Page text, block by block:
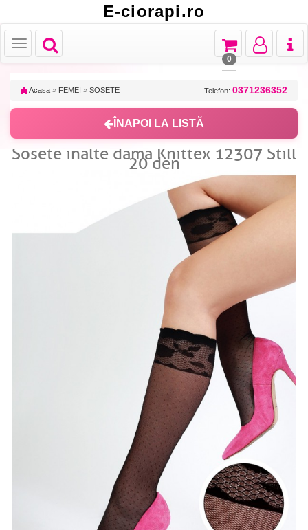
E-ciorapi.ro
Toggle
navigation
Toggle
Toggle
navigation
Toggle
navigation
Toggle
navigation
0
Acasa » FEMEI » SOSETE Telefon: 0371236352
ÎNAPOI LA LISTĂ
Sosete inalte dama Knittex 12307 Still
20 den